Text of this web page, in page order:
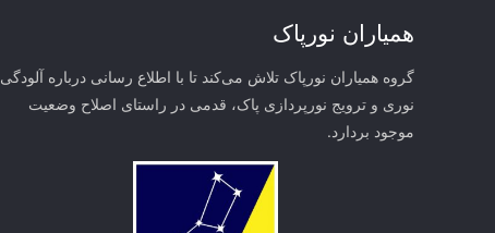
همیاران نورپاک
گروه همیاران نورپاک تلاش می‌کند تا با اطلاع رسانی درباره آلودگی
نوری و ترویج نورپردازی پاک، قدمی در راستای‌ اصلاح وضعیت
موجود بردارد.